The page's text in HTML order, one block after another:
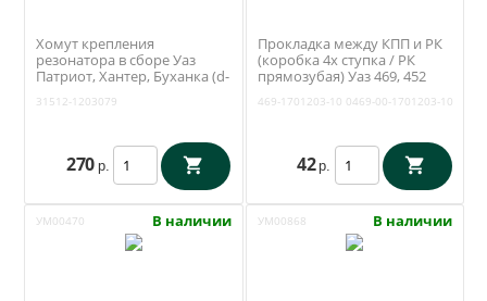
Хомут крепления
резонатора в сборе Уаз
Патриот, Хантер, Буханка (d-
фабрика №1 Киров) 31512-
31512-1203079
270 р.
Прокладка между КПП и РК
(коробка 4х ступка / РК
прямозубая) Уаз 469, 452
469-1701203-10 0469-00-1701203-10
42 р.
УМ00470 В наличии УМ00868 В наличии